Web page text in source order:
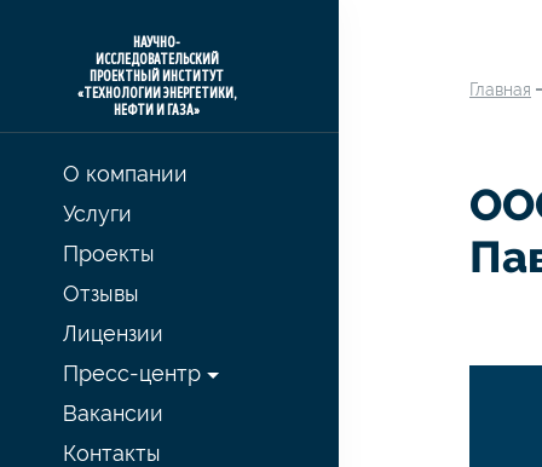
НАУЧНО-
ИССЛЕДОВАТЕЛЬСКИЙ
ПРОЕКТНЫЙ ИНСТИТУТ
«ТЕХНОЛОГИИ ЭНЕРГЕТИКИ,
НЕФТИ И ГАЗА»
О компании
Услуги
Проекты
Отзывы
Лицензии
Пресс-центр
Вакансии
Контакты
Главная